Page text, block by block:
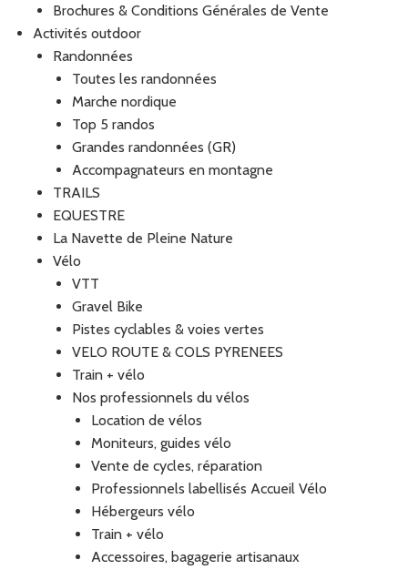
Brochures & Conditions Générales de Vente
Activités outdoor
Randonnées
Toutes les randonnées
Marche nordique
Top 5 randos
Grandes randonnées (GR)
Accompagnateurs en montagne
TRAILS
EQUESTRE
La Navette de Pleine Nature
Vélo
VTT
Gravel Bike
Pistes cyclables & voies vertes
VELO ROUTE & COLS PYRENEES
Train + vélo
Nos professionnels du vélos
Location de vélos
Moniteurs, guides vélo
Vente de cycles, réparation
Professionnels labellisés Accueil Vélo
Hébergeurs vélo
Train + vélo
Accessoires, bagagerie artisanaux